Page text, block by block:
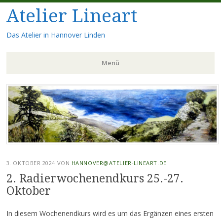
Atelier Lineart
Das Atelier in Hannover Linden
Menü
Zum
Inhalt
springen
3. OKTOBER 2024 VON HANNOVER@ATELIER-LINEART.DE
2. Radierwochenendkurs 25.-27.
Oktober
In diesem Wochenendkurs wird es um das Ergänzen eines ersten